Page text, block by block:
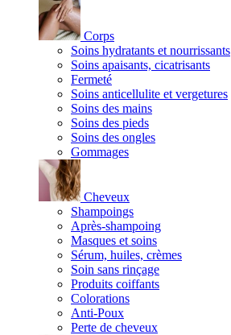
Corps
Soins hydratants et nourrissants
Soins apaisants, cicatrisants
Fermeté
Soins anticellulite et vergetures
Soins des mains
Soins des pieds
Soins des ongles
Gommages
Cheveux
Shampoings
Après-shampoing
Masques et soins
Sérum, huiles, crèmes
Soin sans rinçage
Produits coiffants
Colorations
Anti-Poux
Perte de cheveux